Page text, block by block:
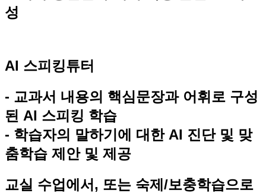
성
AI 스피킹튜터
- 교과서 내용의 핵심문장과 어휘로 구성
된 AI 스피킹 학습
- 학습자의 말하기에 대한 AI 진단 및 맞
춤학습 제안 및 제공
교실 수업에서, 또는 숙제/보충학습으로